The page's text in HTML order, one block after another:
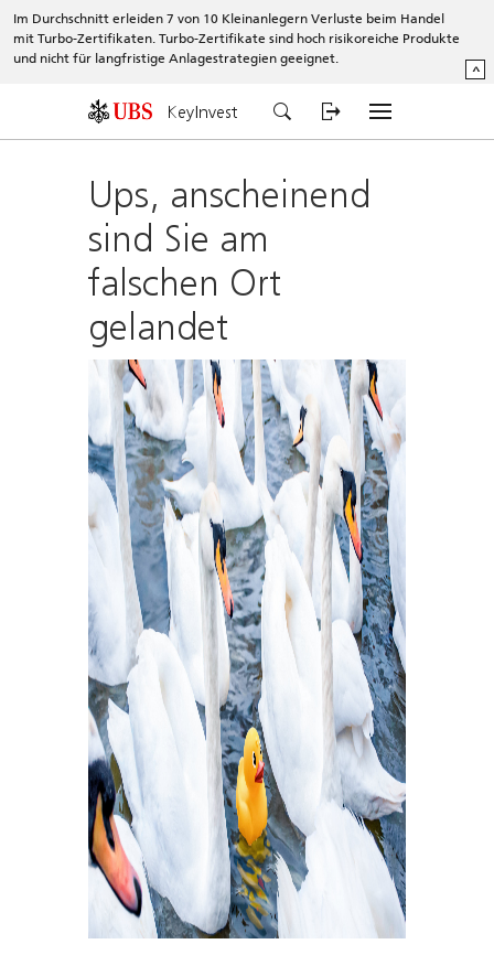
Im Durchschnitt erleiden 7 von 10 Kleinanlegern Verluste beim Handel
mit Turbo-Zertifikaten. Turbo-Zertifikate sind hoch risikoreiche Produkte
und nicht für langfristige Anlagestrategien geeignet.
^
KeyInvest
Ups, anscheinend
sind Sie am
falschen Ort
gelandet